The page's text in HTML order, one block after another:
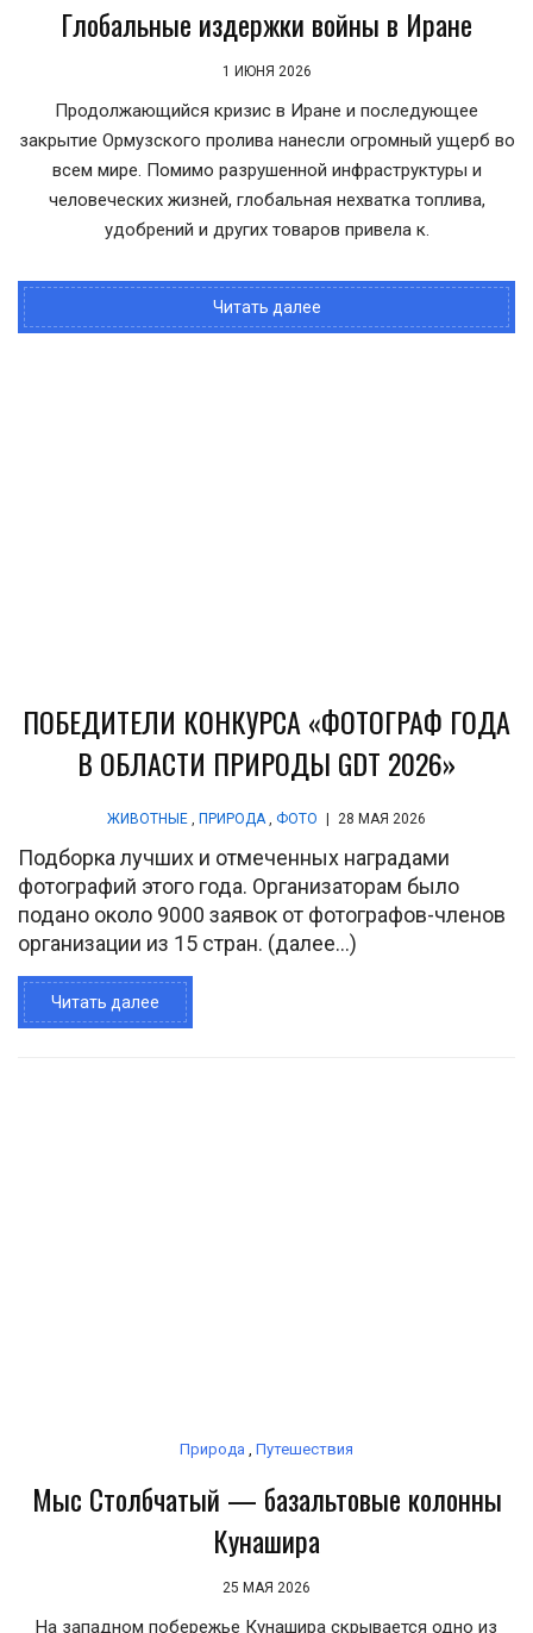
Глобальные издержки войны в Иране
1 ИЮНЯ 2026
Продолжающийся кризис в Иране и последующее
закрытие Ормузского пролива нанесли огромный ущерб во
всем мире. Помимо разрушенной инфраструктуры и
человеческих жизней, глобальная нехватка топлива,
удобрений и других товаров привела к.
Читать далее
ПОБЕДИТЕЛИ КОНКУРСА «ФОТОГРАФ ГОДА
В ОБЛАСТИ ПРИРОДЫ GDT 2026»
ЖИВОТНЫЕ , ПРИРОДА, ФОТО 28 МАЯ 2026
Подборка лучших и отмеченных наградами
фотографий этого года. Организаторам было
подано около 9000 заявок от фотографов-членов
организации из 15 стран. (далее…)
Читать далее
Природа Путешествия
Мыс Столбчатый — базальтовые колонны
Кунашира
25 МАЯ 2026
На западном побережье Кунашира скрывается одно из